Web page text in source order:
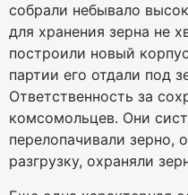
собрали небывало
для хранения зерна не
построили новый
партии его отдали под
Ответственность за
комсомольцев. Они
перелопачивали зерно,
разгрузку, охраняли